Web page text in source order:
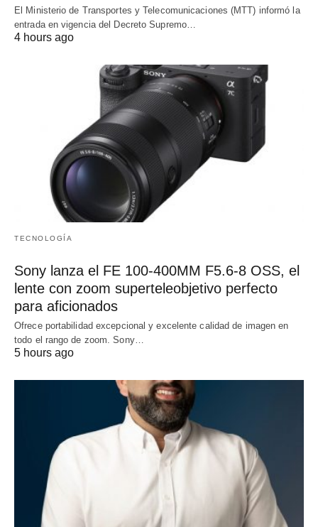
El Ministerio de Transportes y Telecomunicaciones (MTT) informó la
entrada en vigencia del Decreto Supremo…
4 hours ago
TECNOLOGÍA
Sony lanza el FE 100-400MM F5.6-8 OSS, el
lente con zoom superteleobjetivo perfecto
para aficionados
Ofrece portabilidad excepcional y excelente calidad de imagen en
todo el rango de zoom. Sony…
5 hours ago